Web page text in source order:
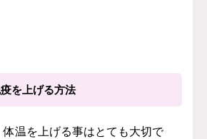
を上げる方法
温を上げる事はとても大切で